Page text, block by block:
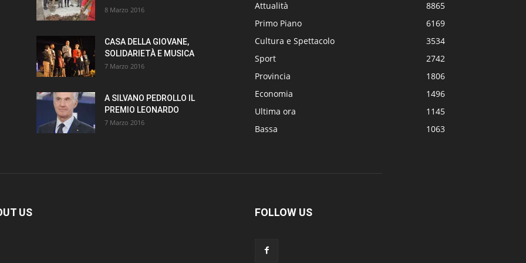
8 Marzo 2016
CASA DELLA GIOVANE,
SOLIDARIETÀ E MUSICA
7 Marzo 2016
A SILVANO PEDROLLO IL
PREMIO LEONARDO
7 Marzo 2016
Attualità
8865
Primo Piano
6169
Cultura e Spettacolo
3534
Sport
2742
Provincia
1806
Economia
1496
Ultima ora
1145
Bassa
1063
US FOLLOW US